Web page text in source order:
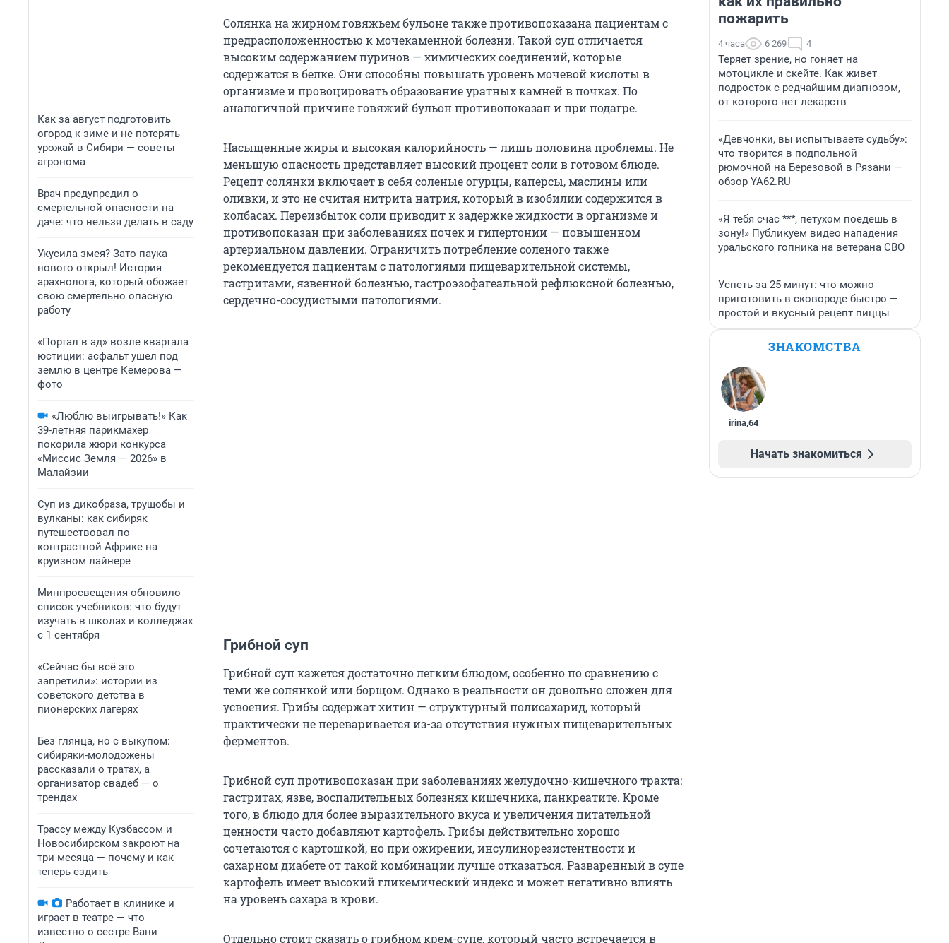
Как за август подготовить
огород к зиме и не потерять
урожай в Сибири — советы
агронома
Врач предупредил о
смертельной опасности на
даче: что нельзя делать в саду
Укусила змея? Зато паука
нового открыл! История
арахнолога, который обожает
свою смертельно опасную
работу
«Портал в ад» возле квартала
юстиции: асфальт ушел под
землю в центре Кемерова —
фото
«Люблю выигрывать!» Как
39-летняя парикмахер
покорила жюри конкурса
«Миссис Земля — 2026» в
Малайзии
Суп из дикобраза, трущобы и
вулканы: как сибиряк
путешествовал по
контрастной Африке на
круизном лайнере
Минпросвещения обновило
список учебников: что будут
изучать в школах и колледжах
с 1 сентября
«Сейчас бы всё это
запретили»: истории из
советского детства в
пионерских лагерях
Без глянца, но с выкупом:
сибиряки-молодожены
рассказали о тратах, а
организатор свадеб — о
трендах
Трассу между Кузбассом и
Новосибирском закроют на
три месяца — почему и как
теперь ездить
Работает в клинике и
играет в театре — что
известно о сестре Вани
Солянка на жирном говяжьем бульоне также противопоказана пациентам с
предрасположенностью к мочекаменной болезни. Такой суп отличается
высоким содержанием пуринов — химических соединений, которые
содержатся в белке. Они способны повышать уровень мочевой кислоты в
организме и провоцировать образование уратных камней в почках. По
аналогичной причине говяжий бульон противопоказан и при подагре.
Насыщенные жиры и высокая калорийность — лишь половина проблемы. Не
меньшую опасность представляет высокий процент соли в готовом блюде.
Рецепт солянки включает в себя соленые огурцы, каперсы, маслины или
оливки, и это не считая нитрита натрия, который в изобилии содержится в
колбасах. Переизбыток соли приводит к задержке жидкости в организме и
противопоказан при заболеваниях почек и гипертонии — повышенном
артериальном давлении. Ограничить потребление соленого также
рекомендуется пациентам с патологиями пищеварительной системы,
гастритами, язвенной болезнью, гастроэзофагеальной рефлюксной болезнью,
сердечно-сосудистыми патологиями.
Грибной суп
Грибной суп кажется достаточно легким блюдом, особенно по сравнению с
теми же солянкой или борщом. Однако в реальности он довольно сложен для
усвоения. Грибы содержат хитин — структурный полисахарид, который
практически не переваривается из-за отсутствия нужных пищеварительных
ферментов.
Грибной суп противопоказан при заболеваниях желудочно-кишечного тракта:
гастритах, язве, воспалительных болезнях кишечника, панкреатите. Кроме
того, в блюдо для более выразительного вкуса и увеличения питательной
ценности часто добавляют картофель. Грибы действительно хорошо
сочетаются с картошкой, но при ожирении, инсулинорезистентности и
сахарном диабете от такой комбинации лучше отказаться. Разваренный в супе
картофель имеет высокий гликемический индекс и может негативно влиять
на уровень сахара в крови.
Отдельно стоит сказать о грибном крем-супе, который часто встречается в
пожарить
4 часа 6 269 4
Теряет зрение, но гоняет на
мотоцикле и скейте. Как живет
подросток с редчайшим диагнозом,
от которого нет лекарств
«Девчонки, вы испытываете судьбу»:
что творится в подпольной
рюмочной на Березовой в Рязани —
обзор YA62.RU
«Я тебя счас ***, петухом поедешь в
зону!» Публикуем видео нападения
уральского гопника на ветерана СВО
Успеть за 25 минут: что можно
приготовить в сковороде быстро —
простой и вкусный рецепт пиццы
ЗНАКОМСТВА
irina,64
Начать знакомиться